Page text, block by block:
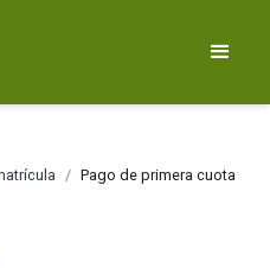
/ Pago de primera cuota